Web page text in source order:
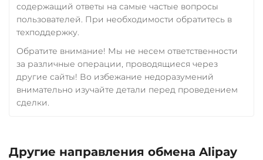
содержащий ответы на самые частые вопросы
пользователей. При необходимости обратитесь в
техподдержку.
Обратите внимание! Мы не несем ответственности
за различные операции, проводящиеся через
другие сайты! Во избежание недоразумений
внимательно изучайте детали перед проведением
сделки.
Другие направления обмена Alipay